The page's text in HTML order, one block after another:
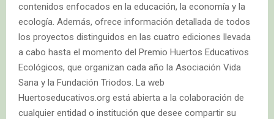
contenidos enfocados en la educación, la economía y la
ecología. Además, ofrece información detallada de todos
los proyectos distinguidos en las cuatro ediciones llevada
a cabo hasta el momento del Premio Huertos Educativos
Ecológicos, que organizan cada año la Asociación Vida
Sana y la Fundación Triodos. La web
Huertoseducativos.org está abierta a la colaboración de
cualquier entidad o institución que desee compartir su